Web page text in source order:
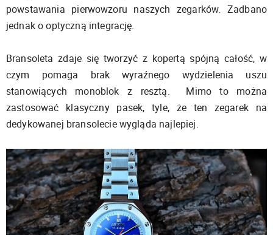
powstawania pierwowzoru naszych zegarków. Zadbano
jednak o optyczną integrację.
Bransoleta zdaje się tworzyć z kopertą spójną całość, w
czym pomaga brak wyraźnego wydzielenia uszu
stanowiących monoblok z resztą. Mimo to można
zastosować klasyczny pasek, tyle, że ten zegarek na
dedykowanej bransolecie wygląda najlepiej.